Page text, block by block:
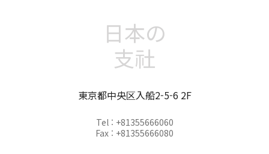
日本の
支社
東京都中央区入船2-5-6 2F
Tel : +81355666060
Fax : +81355666080